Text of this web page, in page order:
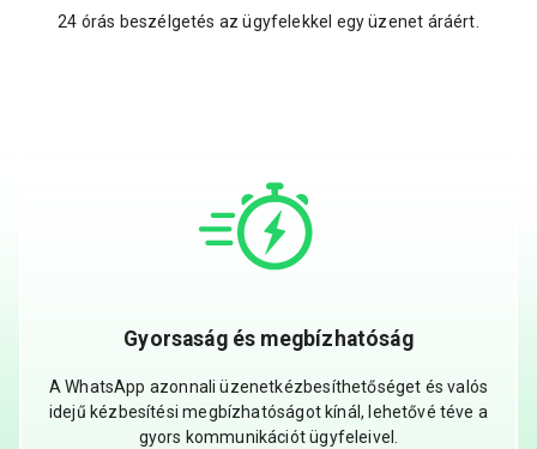
24 órás beszélgetés az ügyfelekkel egy üzenet áráért.
Gyorsaság és megbízhatóság
A WhatsApp azonnali üzenetkézbesíthetőséget és valós
idejű kézbesítési megbízhatóságot kínál, lehetővé téve a
gyors kommunikációt ügyfeleivel.